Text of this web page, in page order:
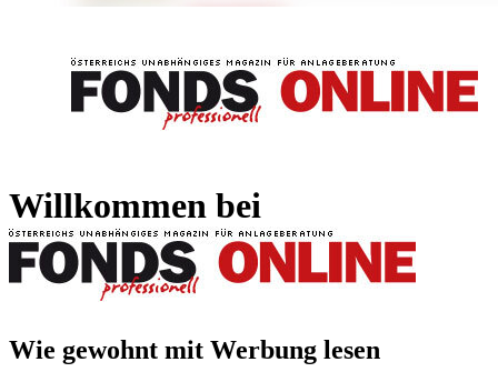
Willkommen bei
Wie gewohnt mit Werbung lesen